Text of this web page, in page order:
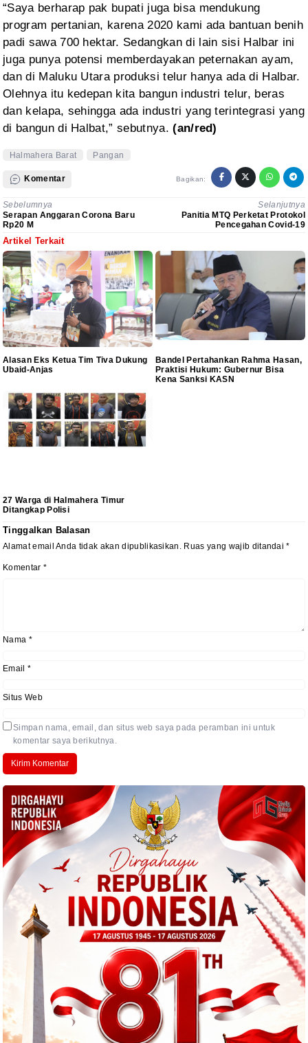
“Sayaberharap pak bupati juga bisa mendukung
program pertanian, karena 2020 kami adabantuan benih
padi sawa 700 hektar. Sedangkan di lain sisi Halbar ini
jugapunya potensi memberdayakan peternakan ayam,
dan di Maluku Utara produksi telurhanya ada di Halbar.
Olehnya itu kedepan kita bangun industri telur, beras
dankelapa, sehingga ada industri yang terintegrasi yang
di bangun di Halbat,” sebutnya. (an/red)
Halmahera Barat Pangan
Komentar Bagikan:
Sebelumnya
Serapan Anggaran Corona Baru
Rp20 M
Selanjutnya
Panitia MTQ Perketat Protokol
Pencegahan Covid-19
Artikel Terkait
Alasan Eks Ketua Tim Tiva Dukung
Ubaid-Anjas
Bandel Pertahankan Rahma Hasan,
Praktisi Hukum: Gubernur Bisa
Kena Sanksi KASN
27 Warga di Halmahera Timur
Ditangkap Polisi
Tinggalkan Balasan
Alamat email Anda tidak akan dipublikasikan. Ruas yang wajib ditandai*
Komentar *
Nama *
Email *
Situs Web
Simpan nama, email, dan situs web saya pada peramban ini untuk
komentar saya berikutnya.